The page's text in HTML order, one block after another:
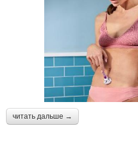
читать дальше →